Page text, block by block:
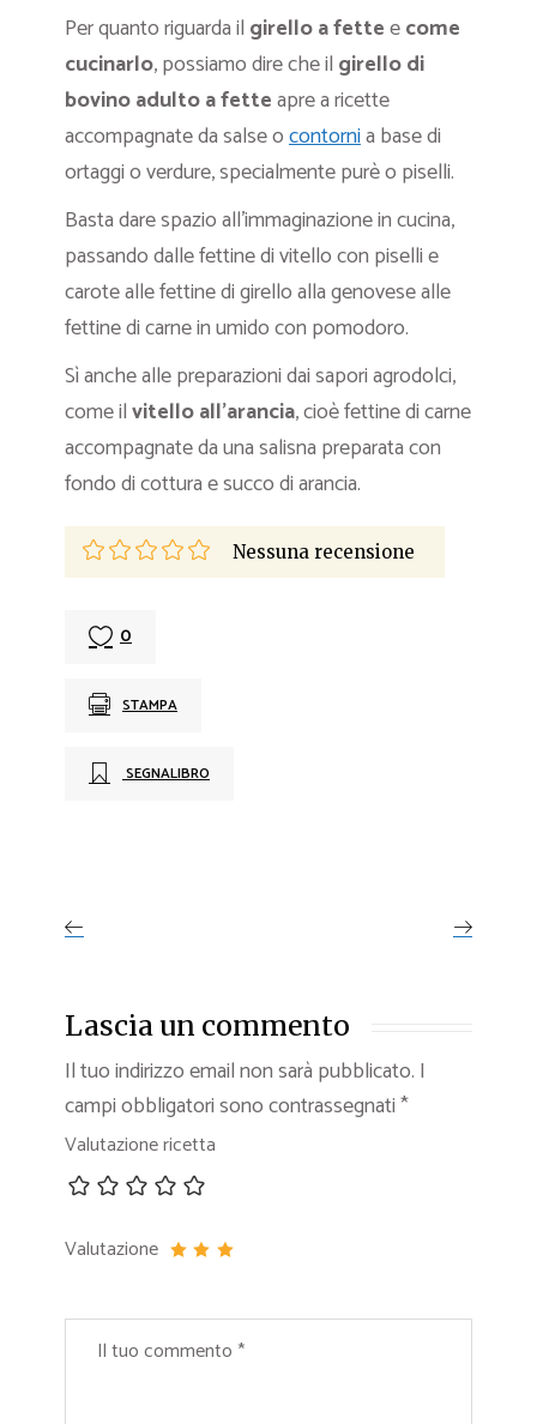
Per quanto riguarda il girello a fetteecome
cucinarlo, possiamo dire che il girello di
bovino adulto a fetteapre a ricette
accompagnate da salse ocontornia base di
ortaggi o verdure, specialmente purè o piselli.
Basta dare spazio all’immaginazione in cucina,
passando dalle fettine di vitello con piselli e
carote alle fettine di girello alla genovese alle
fettine di carne in umido con pomodoro.
Sì anche alle preparazioni dai sapori agrodolci,
come ilvitello all’arancia, cioè fettine di carne
accompagnate da una salisna preparata con
fondo di cottura e succo di arancia.
Nessuna recensione
0
STAMPA
SEGNALIBRO
Lascia un commento
Il tuo indirizzo email non sarà pubblicato. I
campi obbligatori sono contrassegnati*
Valutazione ricetta
Valutazione